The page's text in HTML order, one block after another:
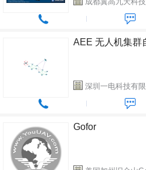
AEE 无人机集群
深圳一电科技有
Gofor